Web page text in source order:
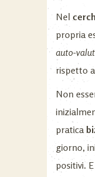
Nel
propria
auto-
rispetto
Non
pratica
giorno,
positivi.